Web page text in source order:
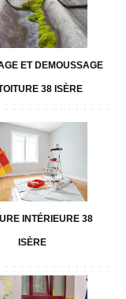
ET DEMOUSSAGE
38 ISÈRE
INTÉRIEURE 38
ISÈRE